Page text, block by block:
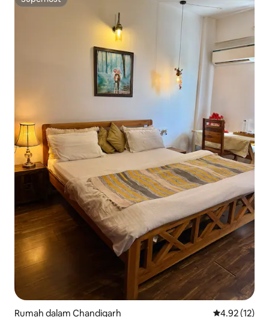
Superhost
Rumah dalam Chandigarh Penarafan
4.92 (12)